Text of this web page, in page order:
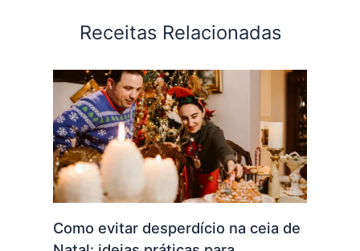
Receitas Relacionadas
Como evitar desperdício na ceia de